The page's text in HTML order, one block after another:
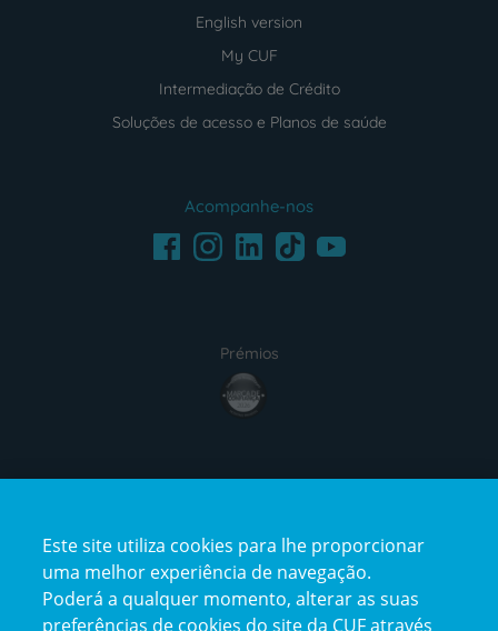
English version
My CUF
Intermediação de Crédito
Soluções de acesso e Planos de saúde
Acompanhe-nos
FacebookInstagramLinkedInTikTokYoutube
Prémios
award4
certification2certification3
Este site utiliza cookies para lhe proporcionar
uma melhor experiência de navegação.
Poderá a qualquer momento, alterar as suas
preferências de cookies do site da CUF através